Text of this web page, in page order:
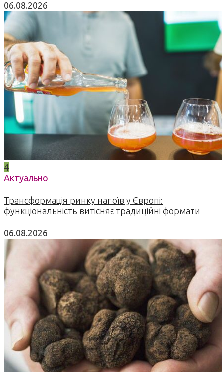
06.08.2026
4
Актуально
Трансформація ринку напоїв у Європі:
функціональність витісняє традиційні формати
06.08.2026